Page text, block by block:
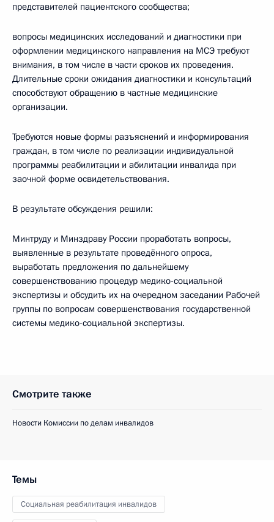
представителей пациентского сообщества;
вопросы медицинских исследований и диагностики при
оформлении медицинского направления на МСЭ требуют
внимания, в том числе в части сроков их проведения.
Длительные сроки ожидания диагностики и консультаций
способствуют обращению в частные медицинские
организации.
Требуются новые формы разъяснений и информирования
граждан, в том числе по реализации индивидуальной
программы реабилитации и абилитации инвалида при
заочной форме освидетельствования.
В результате обсуждения решили:
Минтруду и Минздраву России проработать вопросы,
выявленные в результате проведённого опроса,
выработать предложения по дальнейшему
совершенствованию процедур медико-социальной
экспертизы и обсудить их на очередном заседании Рабочей
группы по вопросам совершенствования государственной
системы медико-социальной экспертизы.
Смотрите также
Новости Комиссии по делам инвалидов
Темы
Социальная реабилитация инвалидов